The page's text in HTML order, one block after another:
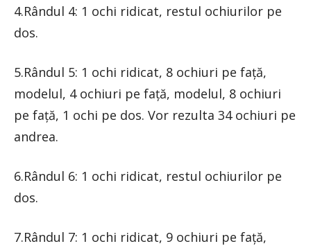
4.Rândul 4: 1 ochi ridicat, restul ochiurilor pe
dos.
5.Rândul 5: 1 ochi ridicat, 8 ochiuri pe față,
modelul, 4 ochiuri pe față, modelul, 8 ochiuri
pe față, 1 ochi pe dos. Vor rezulta 34 ochiuri pe
andrea.
6.Rândul 6: 1 ochi ridicat, restul ochiurilor pe
dos.
7.Rândul 7: 1 ochi ridicat, 9 ochiuri pe față,